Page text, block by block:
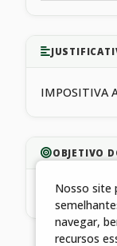
IMPOSITIVA
OBJETIVO
Nosso site
navegar,
recursos